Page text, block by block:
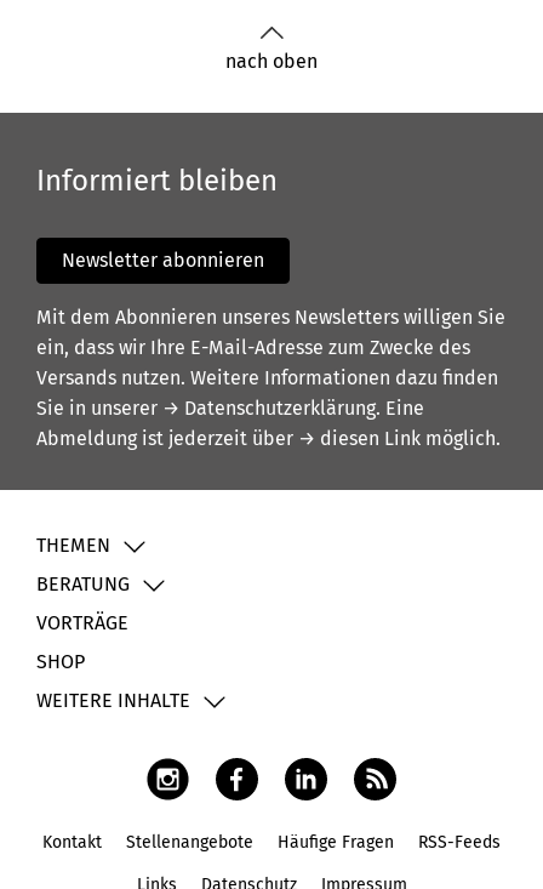
nach oben
Informiert bleiben
Newsletter abonnieren
Mit dem Abonnieren unseres Newsletters willigen Sie
ein, dass wir Ihre E-Mail-Adresse zum Zwecke des
Versands nutzen. Weitere Informationen dazu finden
Sie in unserer → Datenschutzerklärung. Eine
Abmeldung ist jederzeit über → diesen Link möglich.
THEMEN
BERATUNG
VORTRÄGE
SHOP
WEITERE INHALTE
Kontakt Stellenangebote Häufige Fragen RSS-Feeds